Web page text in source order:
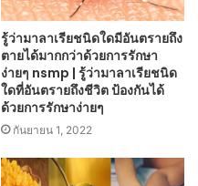
รู้ว่ามาลาเรียชนิดใดมีอันตรายถึง
ตายได้มากกว่าด้วยการรักษา
ง่ายๆ nsmp | รู้ว่ามาลาเรียชนิด
ใดที่อันตรายถึงชีวิต ป้องกันได้
ด้วยการรักษาง่ายๆ
กันยายน 1, 2022